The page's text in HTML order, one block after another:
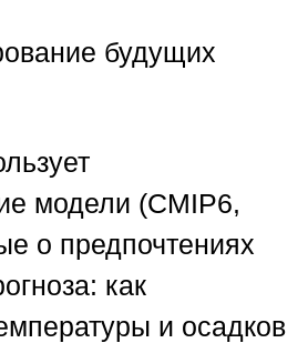
будущих
модели (CMIP6,
о предпочтениях
как
и осадков